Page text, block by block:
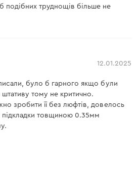
труднощів більше не
12.01.2025
було б гарного якщо були
тому не критично.
зробити її без люфтів, довелось
товщиною 0.35мм